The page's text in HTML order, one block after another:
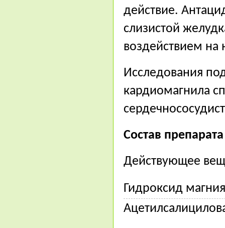
действие.
слизистой
воздействием на
Исследования
кардиомагнила
Состав
Действующее
Гидроксид